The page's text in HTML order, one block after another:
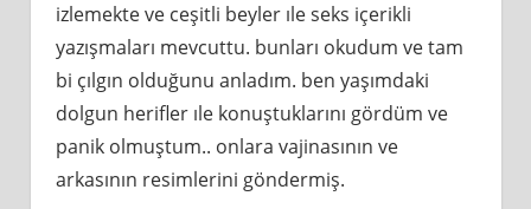
izlemekte ve ceşitli beyler ıle seks içerikli
yazışmaları mevcuttu. bunları okudum ve tam
bi çılgın olduğunu anladım. ben yaşımdaki
dolgun herifler ıle konuştuklarını gördüm ve
panik olmuştum.. onlara vajinasının ve
arkasının resimlerini göndermiş.